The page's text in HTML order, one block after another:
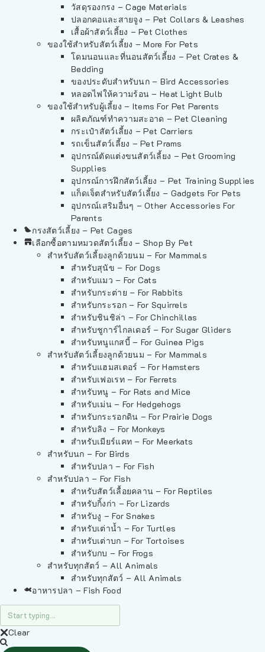
วัสดุรองกรง – Cage Materials
ปลอกคอและสายจูง – Pet Collars & Leashes
เสื้อผ้าสัตว์เลี้ยง – Pet Clothes
ของใช้สำหรับสัตว์เลี้ยง – More For Pets
โดมนอนและที่นอนสัตว์เลี้ยง – Pet Crates &
Bedding
ของประดับสำหรับนก – Bird Accessories
หลอดไฟให้ความร้อน – Heat Light Bulb
ของใช้สำหรับผู้เลี้ยง – Items For Pet Parents
ผลิตภัณฑ์ทำความสะอาด – Pet Cleaning
กระเป๋าสัตว์เลี้ยง – Pet Carriers
รถเข็นสัตว์เลี้ยง – Pet Prams
อุปกรณ์ตัดแต่งขนสัตว์เลี้ยง – Pet Grooming
Supplies
อุปกรณ์การฝึกสัตว์เลี้ยง – Pet Training Supplies
แก็ดเจ็ตสำหรับสัตว์เลี้ยง – Gadgets For Pets
อุปกรณ์เสริมอื่นๆ – Other Accessories For
Parents
กรงสัตว์เลี้ยง – Pet Cages
เลือกซื้อตามหมวดสัตว์เลี้ยง – Shop By Pet
สำหรับสัตว์เลี้ยงลูกด้วยนม – For Mammals
สำหรับสุนัข – For Dogs
สำหรับแมว – For Cats
สำหรับกระต่าย – For Rabbits
สำหรับกระรอก – For Squirrels
สำหรับชินชิล่า – For Chinchillas
สำหรับชูการ์ไกลเดอร์ – For Sugar Gliders
สำหรับหนูแกสบี้ – For Guinea Pigs
สำหรับสัตว์เลี้ยงลูกด้วยนม – For Mammals
สำหรับแฮมสเตอร์ – For Hamsters
สำหรับเฟอเรท – For Ferrets
สำหรับหนู – For Rats and Mice
สำหรับเม่น – For Hedgehogs
สำหรับกระรอกดิน – For Prairie Dogs
สำหรับลิง – For Monkeys
สำหรับเมียร์แคท – For Meerkats
สำหรับนก – For Birds
สำหรับปลา – For Fish
สำหรับปลา – For Fish
สำหรับสัตว์เลื้อยคลาน – For Reptiles
สำหรับกิ้งก่า – For Lizards
สำหรับงู – For Snakes
สำหรับเต่าน้ำ – For Turtles
สำหรับเต่าบก – For Tortoises
สำหรับกบ – For Frogs
สำหรับทุกสัตว์ – All Animals
สำหรับทุกสัตว์ – All Animals
อาหารปลา – Fish Food
Clear